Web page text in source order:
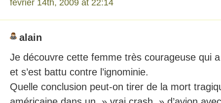
février 14th, 2009 at 22:14
alain
Je découvre cette femme très courageuse qui
et s’est battu contre l’ignominie.
Quelle conclusion peut-on tirer de la mort